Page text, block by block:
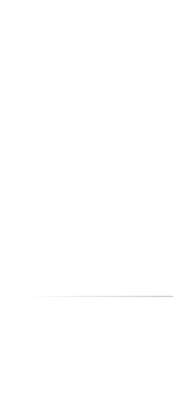
Наши ученики